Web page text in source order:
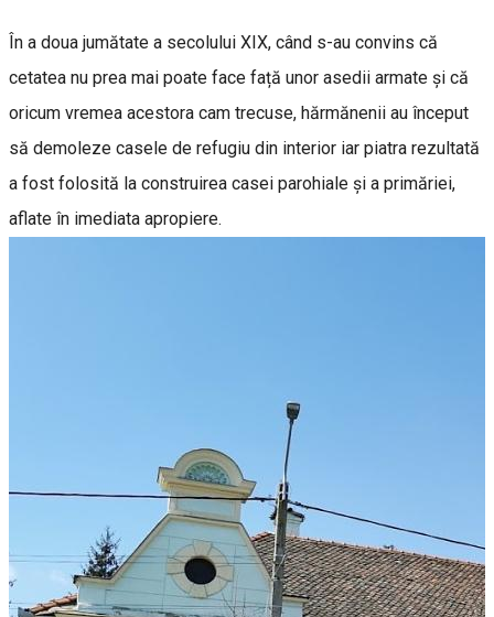
În a doua jumătate a secolului XIX, când s-au convins că
cetatea nu prea mai poate face față unor asedii armate şi că
oricum vremea acestora cam trecuse, hărmănenii au început
să demoleze casele de refugiu din interior iar piatra rezultată
a fost folosită la construirea casei parohiale şi a primăriei,
aflate în imediata apropiere.